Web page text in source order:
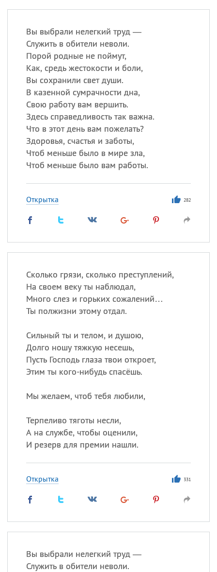
Вы выбрали нелегкий труд —
Служить в обители неволи.
Порой родные не поймут,
Как, средь жестокости и боли,
Вы сохранили свет души.
В казенной сумрачности дна,
Свою работу вам вершить.
Здесь справедливость так важна.
Что в этот день вам пожелать?
Здоровья, счастья и заботы,
Чтоб меньше было в мире зла,
Чтоб меньше было вам работы.
Открытка 282
Сколько грязи, сколько преступлений,
На своем веку ты наблюдал,
Много слез и горьких сожалений…
Ты полжизни этому отдал.
Сильный ты и телом, и душою,
Долго ношу тяжкую несешь,
Пусть Господь глаза твои откроет,
Этим ты кого-нибудь спасёшь.
Мы желаем, чтоб тебя любили,
Терпеливо тяготы несли,
А на службе, чтобы оценили,
И резерв для премии нашли.
Открытка 331
Вы выбрали нелегкий труд —
Служить в обители неволи.